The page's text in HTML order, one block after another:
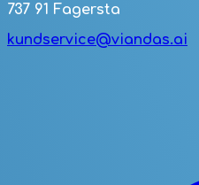
737 91 Fagersta
kundservice@viandas.ai